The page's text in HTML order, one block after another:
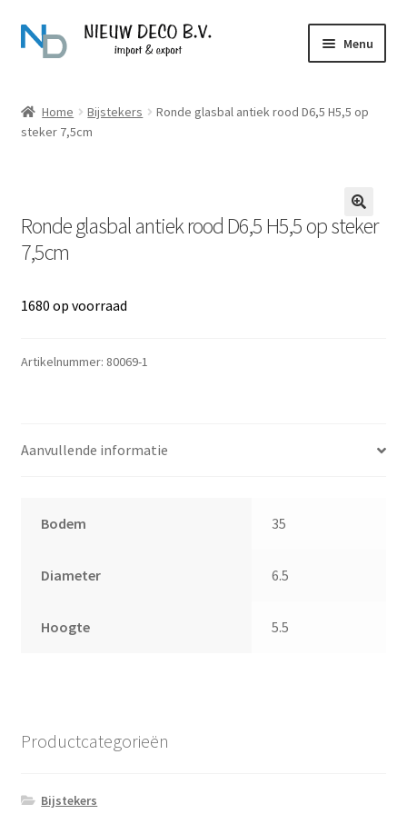
Ga
door
navigatie
Ga
naar
inhoud
Menu
Producten
Home Bijstekers
Ronde glasbal antiek rood D6,5 H5,5 op
steker 7,5cm
Ronde glasbal antiek rood D6,5 H5,5 op steker
7,5cm
1680 op voorraad
Artikelnummer: 80069-1
Aanvullende informatie
Bodem 35
Diameter 6.5
Hoogte 5.5
Productcategorieën
Bijstekers